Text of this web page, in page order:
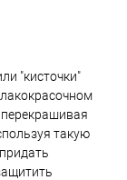
"кисточки"
такую